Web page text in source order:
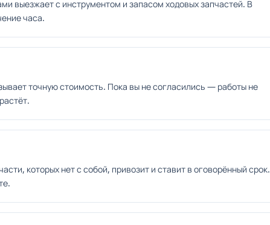
выезжает с инструментом и запасом ходовых запчастей. В
часа.
точную стоимость. Пока вы не согласились — работы не
которых нет с собой, привозит и ставит в оговорённый срок.